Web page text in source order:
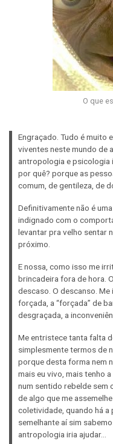
O que
Engraçado. Tudo é muito
viventes neste mundo de
antropologia e psicologia
por quê? porque as
comum, de gentileza, de
Definitivamente não é
indignado com o
levantar pra velho sentar
próximo.
E nossa, como isso me
brincadeira fora de hora.
descaso. O descanso.
forçada, a “forçada” de
desgraçada, a
Me entristece tanta falta
simplesmente termos de
porque desta forma nem
mais eu vivo, mais tenho
num sentido rebelde sem
de algo que me
coletividade, quando há
semelhante aí sim
antropologia iria ajudar…